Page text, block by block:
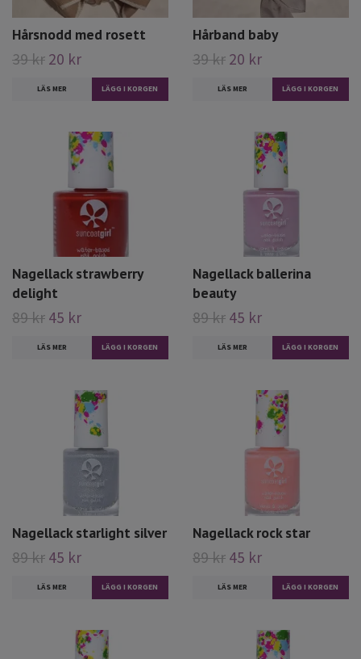
Hårsnodd med rosett
39 kr 20 kr
LÄS MER
Hårband baby
39 kr 20 kr
LÄS MER
Nagellack strawberry
delight
89 kr 45 kr
LÄS MER
Nagellack ballerina
beauty
89 kr 45 kr
LÄS MER
Nagellack starlight silver
89 kr 45 kr
LÄS MER
Nagellack rock star
89 kr 45 kr
LÄS MER